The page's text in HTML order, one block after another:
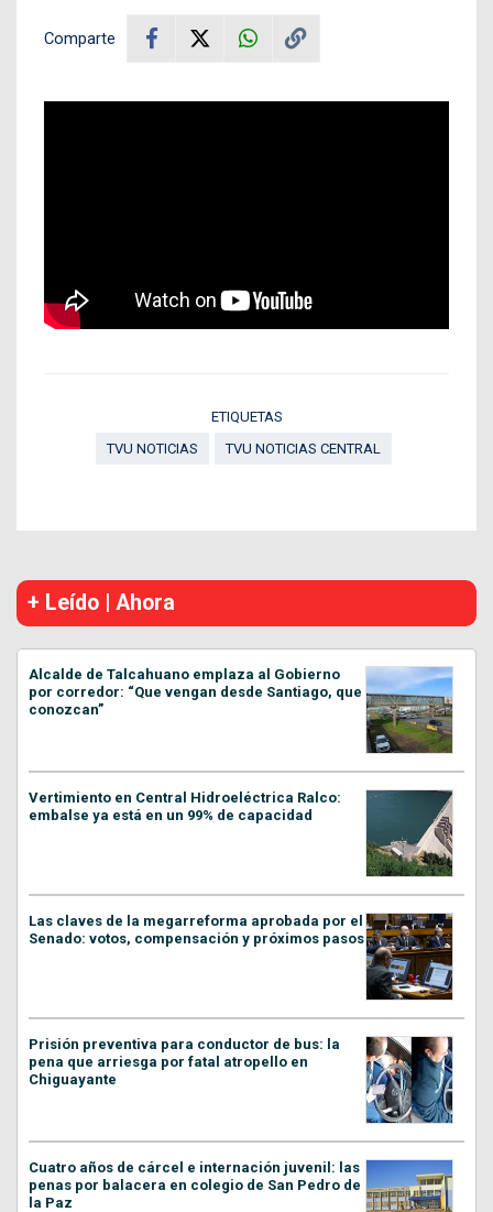
Comparte
ETIQUETAS
TVU NOTICIAS
TVU NOTICIAS CENTRAL
+ Leído | Ahora
Alcalde de Talcahuano emplaza al Gobierno
por corredor: “Que vengan desde Santiago, que
conozcan”
Vertimiento en Central Hidroeléctrica Ralco:
embalse ya está en un 99% de capacidad
Las claves de la megarreforma aprobada por el
Senado: votos, compensación y próximos pasos
Prisión preventiva para conductor de bus: la
pena que arriesga por fatal atropello en
Chiguayante
Cuatro años de cárcel e internación juvenil: las
penas por balacera en colegio de San Pedro de
la Paz